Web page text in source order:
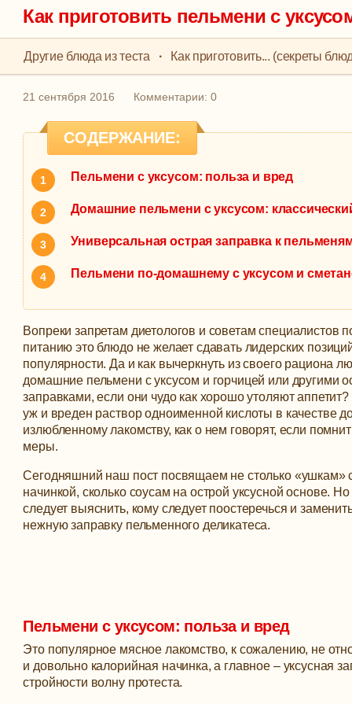
Как приготовить пельмени с
Другие блюда из теста · Как приготовить... (секреты
21 сентября 2016 Комментарии: 0
СОДЕРЖАНИЕ:
Пельмени с уксусом: польза и вред
Домашние пельмени с уксусом:
Универсальная острая заправка к
Пельмени по-домашнему с уксусом и
Вопреки запретам диетологов и советам специалистов
питанию это блюдо не желает сдавать лидерских
популярности. Да и как вычеркнуть из своего рациона
домашние пельмени с уксусом и горчицей или другими
заправками, если они чудо как хорошо утоляют аппетит?
уж и вреден раствор одноименной кислоты в качестве
излюбленному лакомству, как о нем говорят, если
меры.
Сегодняшний наш пост посвящаем не столько «ушкам»
начинкой, сколько соусам на острой уксусной основе.
следует выяснить, кому следует поостеречься и
нежную заправку пельменного деликатеса.
Пельмени с уксусом: польза и вред
Это популярное мясное лакомство, к сожалению, не
и довольно калорийная начинка, а главное – уксусная
стройности волну протеста.